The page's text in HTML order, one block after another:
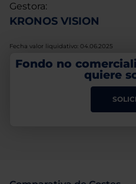
Gestora:
KRONOS VISION
Fecha valor liquidativo: 04.06.2025
Fondo no
quiere